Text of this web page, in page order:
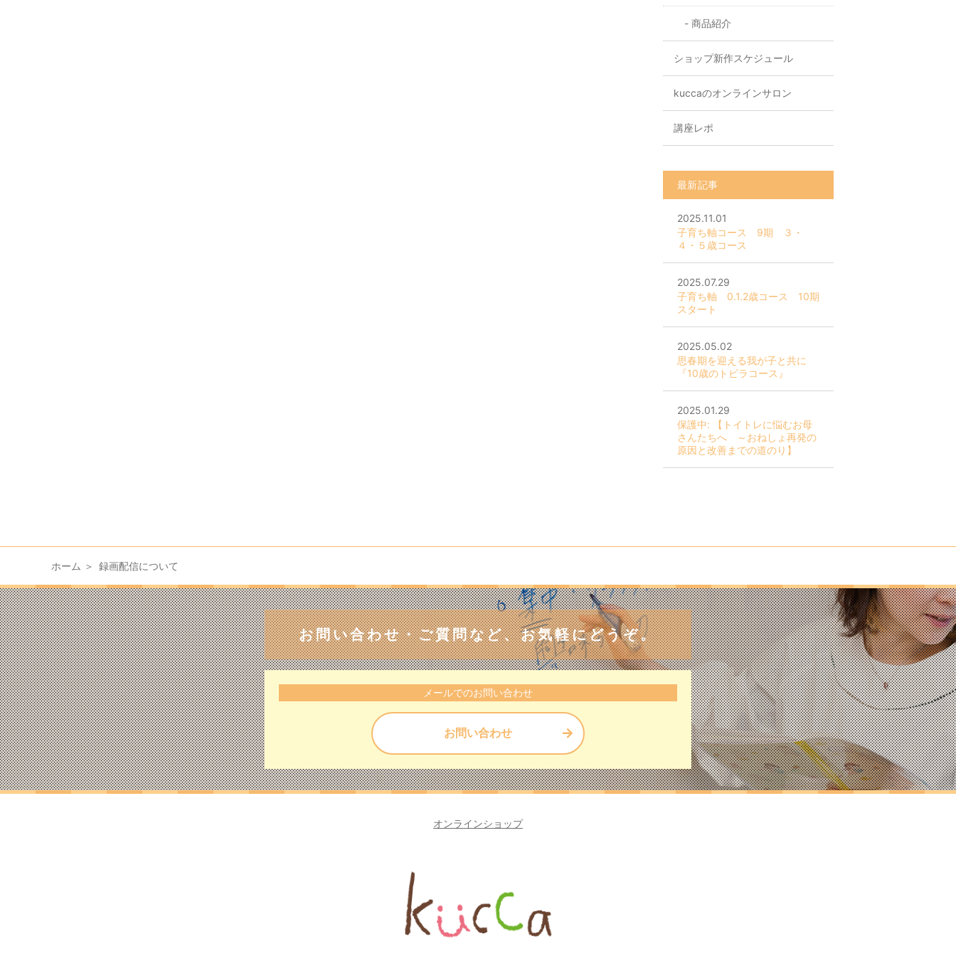
商品紹介
ショップ新作スケジュール
kuccaのオンラインサロン
講座レポ
最新記事
2025.11.01
子育ち軸コース 9期 ３・
４・５歳コース
2025.07.29
子育ち軸 0.1.2歳コース 10期
スタート
2025.05.02
思春期を迎える我が子と共に
『10歳のトビラコース』
2025.01.29
保護中: 【トイトレに悩むお母
さんたちへ ～おねしょ再発の
原因と改善までの道のり】
ホーム 録画配信について
お問い合わせ・ご質問など、お気軽にどうぞ。
メールでのお問い合わせ
お問い合わせ
オンラインショップ